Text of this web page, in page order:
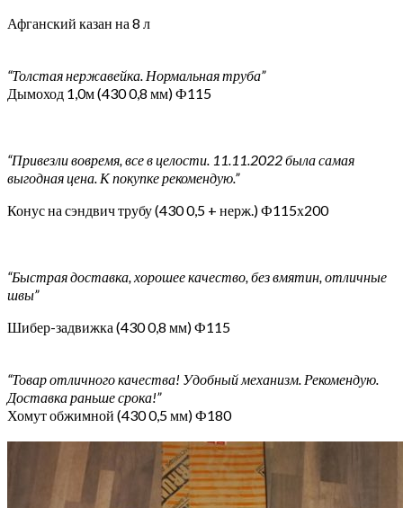
Афганский казан на 8 л
“Толстая нержавейка. Нормальная труба”
Дымоход 1,0м (430 0,8 мм) Ф115
“Привезли вовремя, все в целости. 11.11.2022 была самая
выгодная цена. К покупке рекомендую.”
Конус на сэндвич трубу (430 0,5 + нерж.) Ф115х200
“Быстрая доставка, хорошее качество, без вмятин, отличные
швы”
Шибер-задвижка (430 0,8 мм) Ф115
“Товар отличного качества! Удобный механизм. Рекомендую.
Доставка раньше срока!”
Хомут обжимной (430 0,5 мм) Ф180